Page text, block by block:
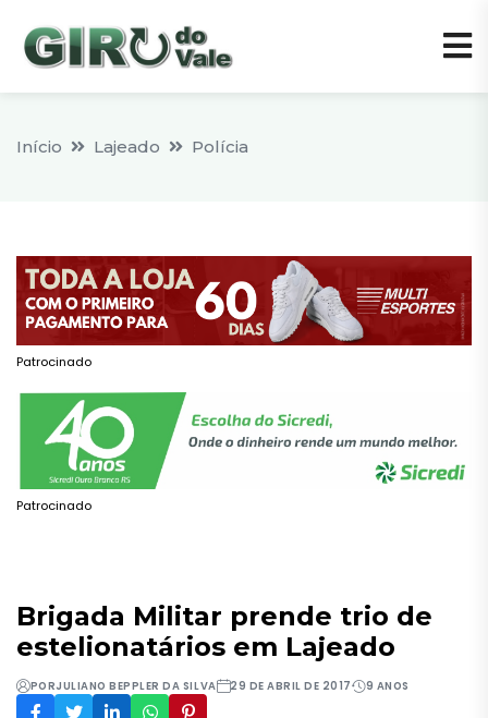
Início Lajeado Polícia
Patrocinado
Patrocinado
Brigada Militar prende trio de
estelionatários em Lajeado
PORJULIANO BEPPLER DA SILVA 29 DE ABRIL DE 2017 9 ANOS